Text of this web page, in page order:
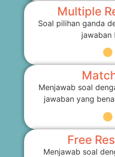
Multiple
Soal pilihan ganda
jawaban
Menjawab soal
jawaban yang
Free
Menjawab soal